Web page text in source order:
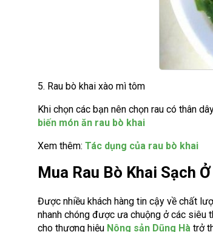
5. Rau bò khai xào mì tôm
Khi chọn các bạn nên chọn rau có thân
biến món ăn rau bò khai
Xem thêm: Tác dụng của rau bò khai
Mua Rau Bò Khai Sạch
Được nhiều khách hàng tin cậy về chất
nhanh chóng được ưa chuộng ở các siêu
cho thương hiệu Nông sản Dũng Hà trở